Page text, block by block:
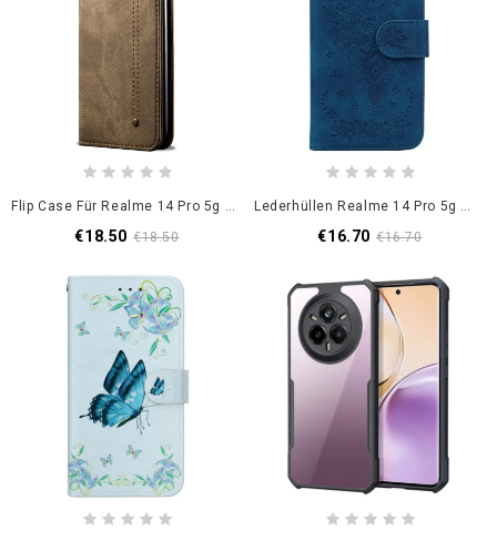
Flip Case Für Realme 14 Pro 5g Denim-Stoff
€18.50 €18.50
Lederhüllen Realme 14 Pro 5g Wildlederoptik In Rosenform
€16.70 €16.70